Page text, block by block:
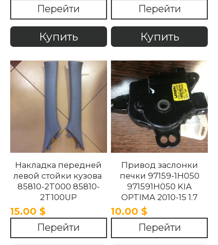
Перейти
Купить
858202T100UP Kia
Optima 2010 -2015
Перейти
Купить
Накладка передней
левой стойки кузова
85810-2T000 85810-
2T100UP
858102T100UP
858102T000 Kia
Optima 2010 -2015.
15.00 $
Перейти
Привод заслонки
печки 97159-1H050
971591H050 KIA
OPTIMA 2010-15 1.7
10.00 $
Перейти